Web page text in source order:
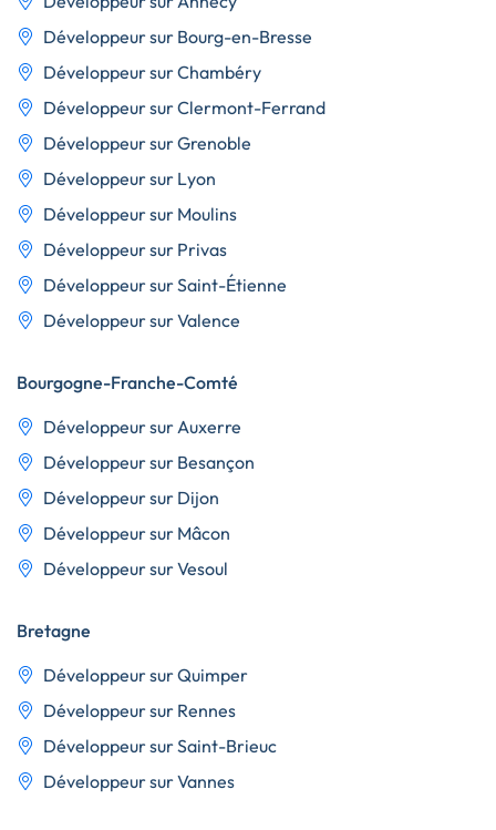
Développeur sur Bourg-en-Bresse
Développeur sur Chambéry
Développeur sur Clermont-Ferrand
Développeur sur Grenoble
Développeur sur Lyon
Développeur sur Moulins
Développeur sur Privas
Développeur sur Saint-Étienne
Développeur sur Valence
Bourgogne-Franche-Comté
Développeur sur Auxerre
Développeur sur Besançon
Développeur sur Dijon
Développeur sur Mâcon
Développeur sur Vesoul
Bretagne
Développeur sur Quimper
Développeur sur Rennes
Développeur sur Saint-Brieuc
Développeur sur Vannes